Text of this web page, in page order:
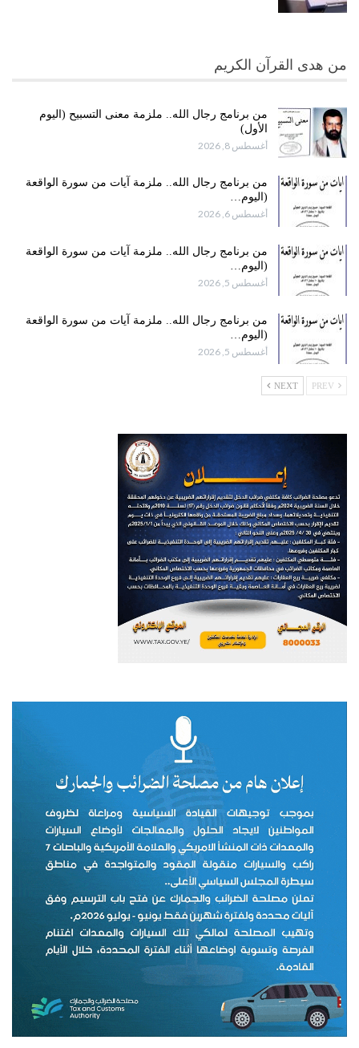
من هدى القرآن الكريم
من برنامج رجال الله.. ملزمة معنى التسبيح (اليوم
الأول)
أغسطس 8, 2026
من برنامج رجال الله.. ملزمة آيات من سورة الواقعة
(اليوم…
أغسطس 6, 2026
من برنامج رجال الله.. ملزمة آيات من سورة الواقعة
(اليوم…
أغسطس 5, 2026
من برنامج رجال الله.. ملزمة آيات من سورة الواقعة
(اليوم…
أغسطس 5, 2026
NEXT